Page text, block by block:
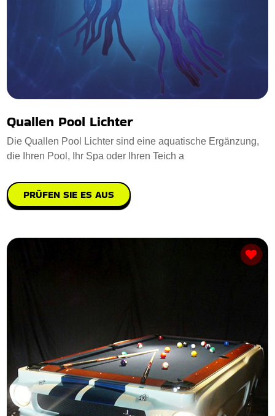
Quallen Pool Lichter
Die Quallen Pool Lichter sind eine aquatische Ergänzung,
die Ihren Pool, Ihr Spa oder Ihren Teich a
PRÜFEN SIE ES AUS